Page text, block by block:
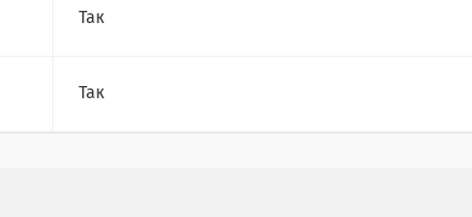
Так
Так